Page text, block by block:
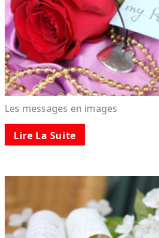
Les messages en images
Lire La Suite